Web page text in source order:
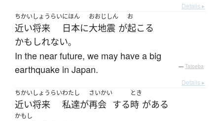
Details ▸
ちかいしょうらい
近い将来
にほん
日本に
おおじしん
大地震 が
お
起こる
かもしれない。
In the near future, we may have a big
earthquake in Japan.
— Tatoeba
Details ▸
ちかいしょうらい
近い将来
わたし
私達が
さいかい
再会 する
とき
時 がある
かもし